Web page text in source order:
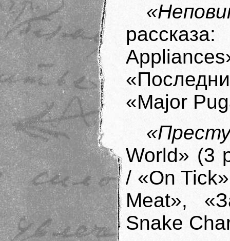
«Major
World» (3
/ «On
Meat»,
Snake